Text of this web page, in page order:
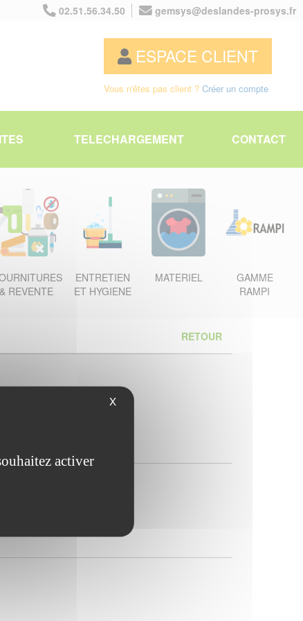
02.51.56.34.50 gemsys@deslandes-prosys.fr
ESPACE CLIENT
Vous n'êtes pas client ? Créer un compte
TELECHARGEMENT CONTACT
& REVENTE
ENTRETIEN
ET HYGIENE
MATERIEL
GAMME
RAMPI
RETOUR
X
activer